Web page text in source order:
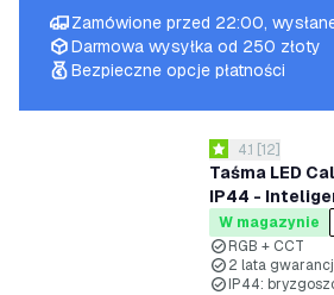
Taśma LED
IP44 -
ogrodu
otwórz
4.1 Gwiazdki oceny
4.1 [12]
W magazynie
RGB + CCT
2 lata
IP44:
Zamówione przed 22:00,
Darmowa wysyłka od 250 złoty
Bezpieczne opcje płatności